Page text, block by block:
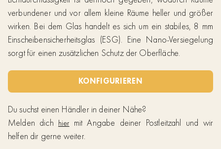
verbundener und vor allem kleine Räume heller und größer
wirken. Bei dem Glas handelt es sich um ein stabiles, 8 mm
Einscheibensicherheitsglas (ESG). Eine Nano-Versiegelung
sorgt für einen zusätzlichen Schutz der Oberfläche.
KONFIGURIEREN
Du suchst einen Händler in deiner Nähe?
Melden dich hier mit Angabe deiner Postleitzahl und wir
helfen dir gerne weiter.